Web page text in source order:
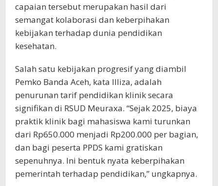
capaian tersebut merupakan hasil dari
semangat kolaborasi dan keberpihakan
kebijakan terhadap dunia pendidikan
kesehatan.
Salah satu kebijakan progresif yang diambil
Pemko Banda Aceh, kata Illiza, adalah
penurunan tarif pendidikan klinik secara
signifikan di RSUD Meuraxa. “Sejak 2025, biaya
praktik klinik bagi mahasiswa kami turunkan
dari Rp650.000 menjadi Rp200.000 per bagian,
dan bagi peserta PPDS kami gratiskan
sepenuhnya. Ini bentuk nyata keberpihakan
pemerintah terhadap pendidikan,” ungkapnya.